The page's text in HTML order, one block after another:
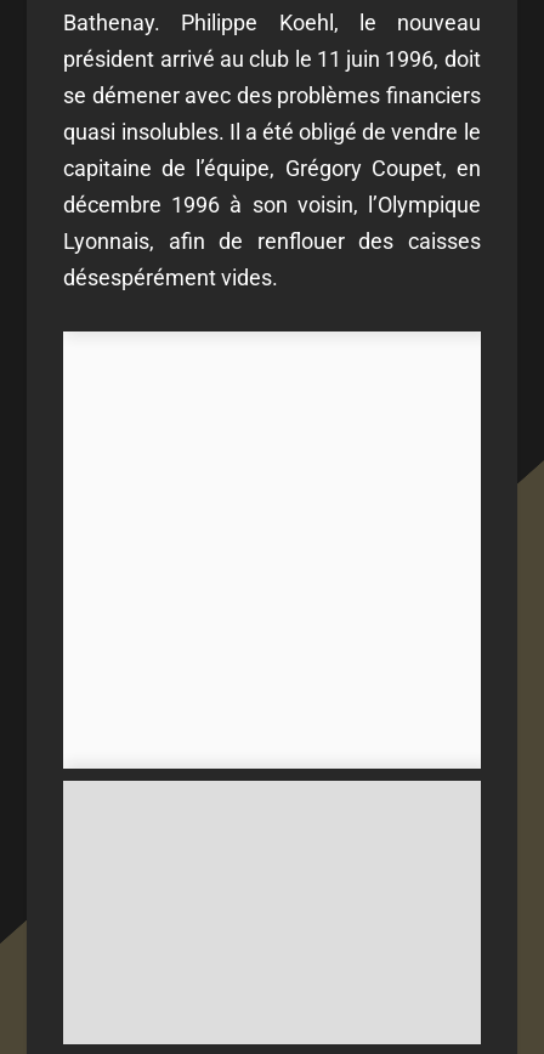
Bathenay. Philippe Koehl, le nouveau
président arrivé au club le 11 juin 1996, doit
se démener avec des problèmes financiers
quasi insolubles. Il a été obligé de vendre le
capitaine de l’équipe, Grégory Coupet, en
décembre 1996 à son voisin, l’Olympique
Lyonnais, afin de renflouer des caisses
désespérément vides.